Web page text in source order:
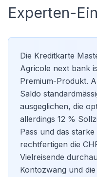
Experten-
Die Kreditkarte
Agricole next bank
Premium-Produkt.
Saldo
ausgeglichen, die
allerdings 12 %
Pass und das
rechtfertigen die
Vielreisende
Kontozwang und